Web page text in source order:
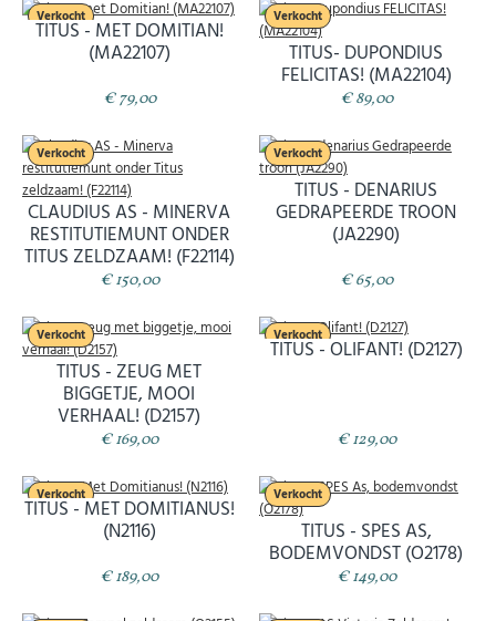
Verkocht
TITUS - MET DOMITIAN!
(MA22107)
€ 79,00
Verkocht
TITUS- DUPONDIUS
FELICITAS! (MA22104)
€ 89,00
Verkocht
CLAUDIUS AS - MINERVA
RESTITUTIEMUNT ONDER
TITUS ZELDZAAM! (F22114)
€ 150,00
Verkocht
TITUS - DENARIUS
GEDRAPEERDE TROON
(JA2290)
€ 65,00
Verkocht
TITUS - ZEUG MET
BIGGETJE, MOOI
VERHAAL! (D2157)
€ 169,00
Verkocht
TITUS - OLIFANT! (D2127)
€ 129,00
Verkocht
TITUS - MET DOMITIANUS!
(N2116)
€ 189,00
Verkocht
TITUS - SPES AS,
BODEMVONDST (O2178)
€ 149,00